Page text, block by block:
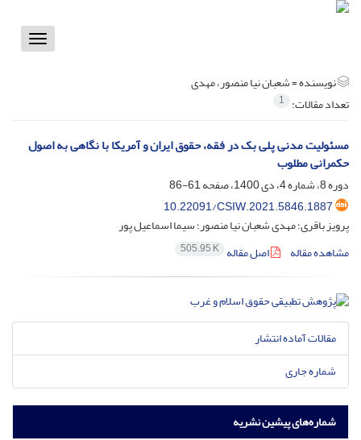
Toggle
نویسنده =شعبان نیا منصور، مهدی
تعداد مقالات: 1
مسئولیت مدنی پلی بک در فقه، حقوق ایران و آمریکا با نگاهی به اصول
حکمرانی مطلوب
دوره 8، شماره 4، دی 1400، صفحه
61-86
10.22091/CSIW.2021.5846.1887
پرویز باقری؛ مهدی شعبان نیا منصور؛ سیما اسماعیل پور
مشاهده مقاله
اصل مقاله 505.95 K
مقالات آماده انتشار
شماره جاری
شماره‌های پیشین نشریه